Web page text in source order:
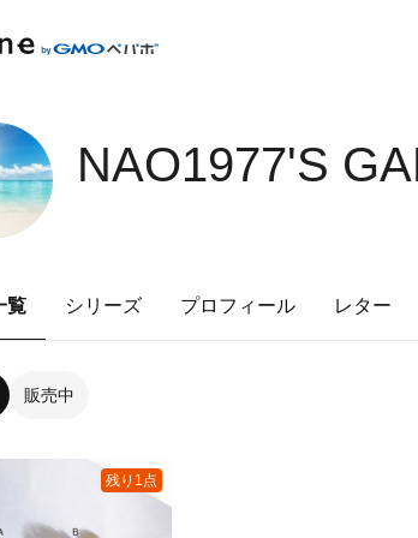
NAO1977'S
覧 シリーズ プロフィール レター
販売中
残り1点